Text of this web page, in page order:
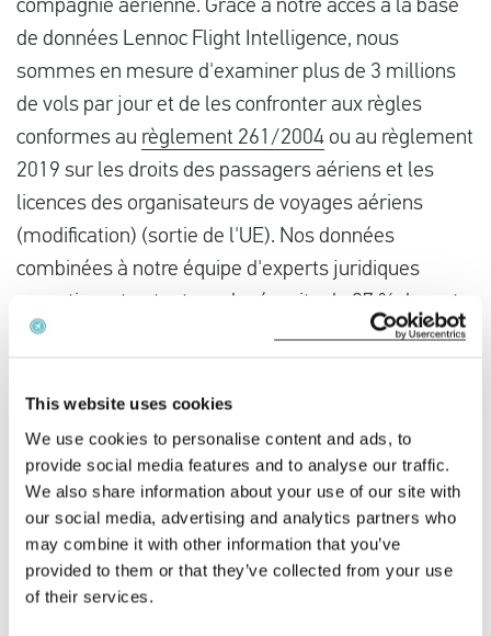
This website uses cookies
We use cookies to personalise content and ads, to
provide social media features and to analyse our traffic.
We also share information about your use of our site with
our social media, advertising and analytics partners who
may combine it with other information that you’ve
provided to them or that they’ve collected from your use
of their services.
compagnie aérienne. Grâce à notre accès à la base
de données Lennoc Flight Intelligence, nous
sommes en mesure d'examiner plus de 3 millions
de vols par jour et de les confronter aux règles
conformes au règlement 261/2004 ou au règlement
2019 sur les droits des passagers aériens et les
licences des organisateurs de voyages aériens
(modification) (sortie de l'UE). Nos données
combinées à notre équipe d'experts juridiques
garantissent notre taux de réussite de 97 % devant
les tribunaux. EUclaim vous aide à obtenir une
vol.
Votre vol TUI Airlines Nederland a-t-il été retardé ?
Vous avez voyagé avec TUI Airlines Nederland et
votre vol a été retardé ? Cliquez ci-dessous pour
vérifier si vous avez droit à une indemnisation.